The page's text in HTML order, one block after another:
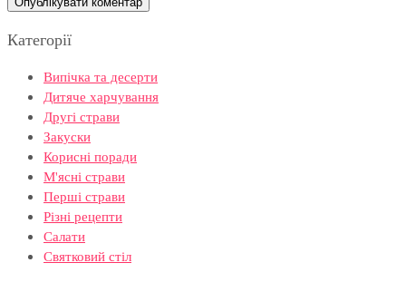
Категорії
Випічка та десерти
Дитяче харчування
Другі страви
Закуски
Корисні поради
М'ясні страви
Перші страви
Різні рецепти
Салати
Святковий стіл